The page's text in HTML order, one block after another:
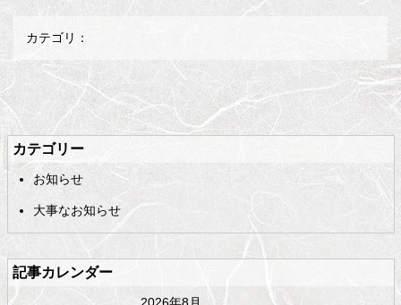
カテゴリ：
メ
イ
ン
ツ
の
先
頭
ペ
ー
ジ
戻
る
カテゴリー
お知らせ
大事なお知らせ
記事カレンダー